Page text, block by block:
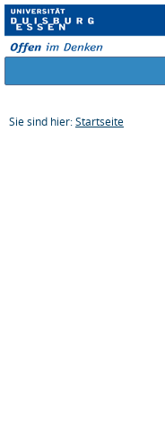
Sie sind hier: Startseite